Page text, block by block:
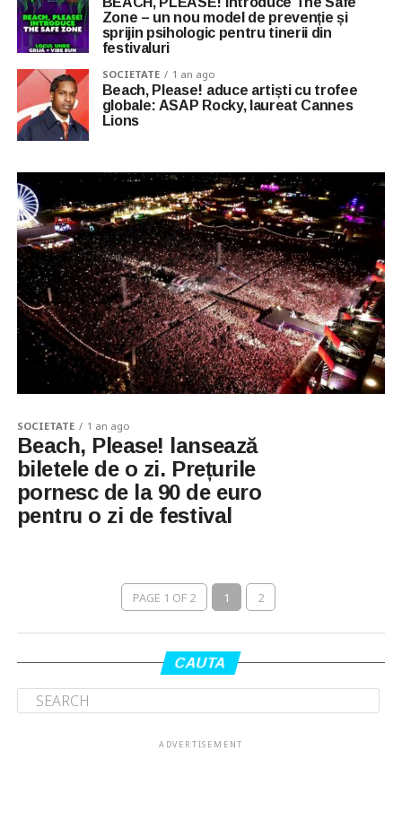
Zone – un nou model de prevenție și
sprijin psihologic pentru tinerii din
festivaluri
SOCIETATE 1 an ago
Beach, Please! aduce artiști cu trofee
globale: ASAP Rocky, laureat Cannes
Lions
SOCIETATE 1 an ago
Beach, Please! lansează
biletele de o zi. Prețurile
pornesc de la 90 de euro
pentru o zi de festival
PAGE 1 OF 2 1 2
CAUTA
ADVERTISEMENT